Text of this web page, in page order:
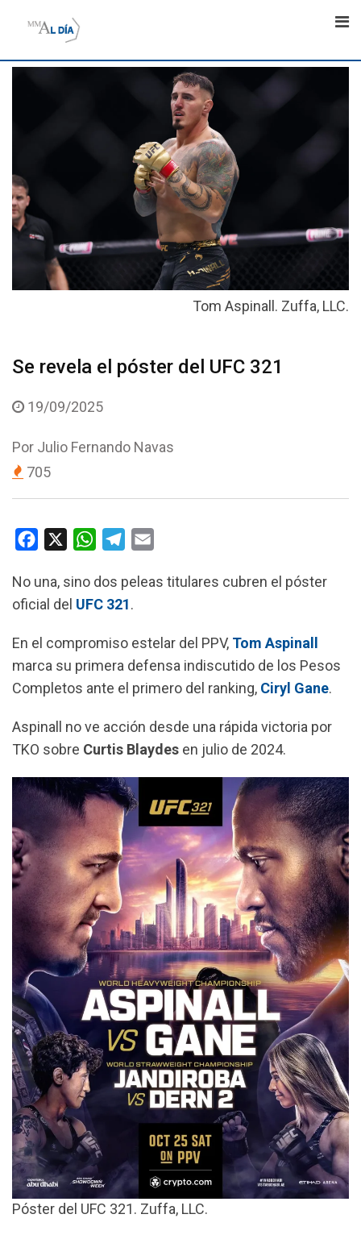
Tom Aspinall. Zuffa, LLC.
Se revela el póster del UFC 321
19/09/2025
Por Julio Fernando Navas
705
c
e
o
o
k
W
a
t
A
p
p
l
e
r
a
m
a
No una, sino dos peleas titulares cubren el póster
oficial del UFC 321.
En el compromiso estelar del PPV, Tom Aspinall
marca su primera defensa indiscutido de los Pesos
Completos ante el primero del ranking, Ciryl Gane.
Aspinall no ve acción desde una rápida victoria por
TKO sobre Curtis Blaydes en julio de 2024.
Póster del UFC 321. Zuffa, LLC.